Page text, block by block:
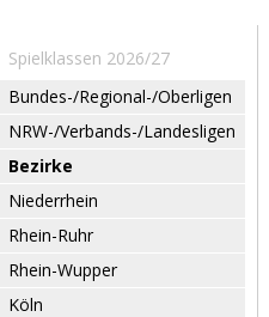
Spielklassen 2026/27
Bundes-/Regional-/Oberligen
NRW-/Verbands-/Landesligen
Bezirke
Niederrhein
Rhein-Ruhr
Rhein-Wupper
Köln